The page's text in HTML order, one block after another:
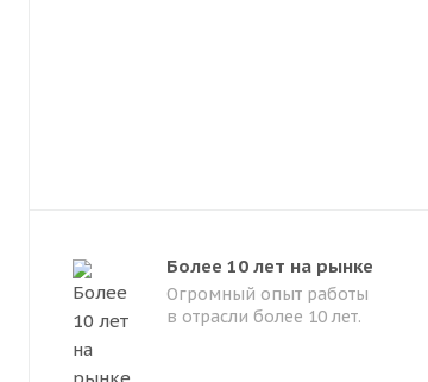
Более 10 лет на рынке
Огромный опыт работы
в отрасли более 10 лет.